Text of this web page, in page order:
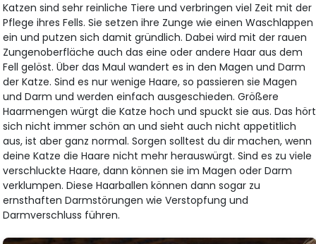
Katzen sind sehr reinliche Tiere und verbringen viel Zeit mit der
Pflege ihres Fells. Sie setzen ihre Zunge wie einen Waschlappen
ein und putzen sich damit gründlich. Dabei wird mit der rauen
Zungenoberfläche auch das eine oder andere Haar aus dem
Fell gelöst. Über das Maul wandert es in den Magen und Darm
der Katze. Sind es nur wenige Haare, so passieren sie Magen
und Darm und werden einfach ausgeschieden. Größere
Haarmengen würgt die Katze hoch und spuckt sie aus. Das hört
sich nicht immer schön an und sieht auch nicht appetitlich
aus, ist aber ganz normal. Sorgen solltest du dir machen, wenn
deine Katze die Haare nicht mehr herauswürgt. Sind es zu viele
verschluckte Haare, dann können sie im Magen oder Darm
verklumpen. Diese Haarballen können dann sogar zu
ernsthaften Darmstörungen wie Verstopfung und
Darmverschluss führen.